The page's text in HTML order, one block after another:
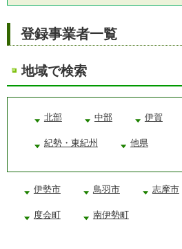
登録事業者一覧
地域で検索
北部 中部 伊賀
紀勢・東紀州 他県
伊勢市 鳥羽市 志摩市
度会町 南伊勢町